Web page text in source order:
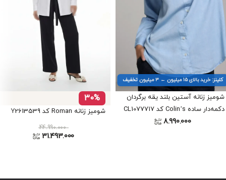
کلینز: خرید بالای ۱۵ میلیون ← ۳ میلیون تخفیف
شومیز زنانه آستین بلند یقه برگردان
دکمه‌دار ساده Colin’s کد CL1077717
8.990.000
30%
شومیز زنانه Roman کد Y2613539
44.990.000
31.493.000